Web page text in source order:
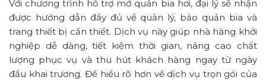
Với chương trình hỗ trợ mở quán bia hơi, đại lý sẽ nhận
được hướng dẫn đầy đủ về quản lý, bảo quản bia và
trang thiết bị cần thiết. Dịch vụ này giúp nhà hàng khởi
nghiệp dễ dàng, tiết kiệm thời gian, nâng cao chất
lượng phục vụ và thu hút khách hàng ngay từ ngày
đầu khai trương. Để hiểu rõ hơn về dịch vụ trọn gói của